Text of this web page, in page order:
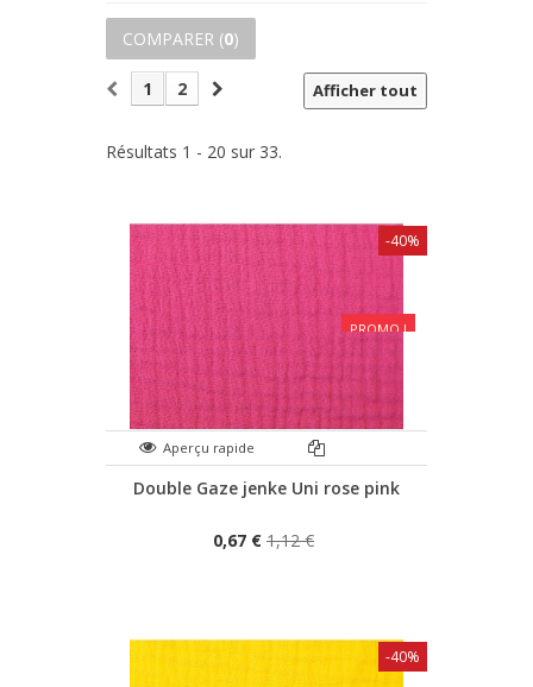
COMPARER (0)
Afficher tout
1 2
Résultats 1 - 20 sur 33.
PROMO !
Aperçu rapide
Double Gaze jenke Uni rose pink
0,67 € 1,12 €
-40%
-40%